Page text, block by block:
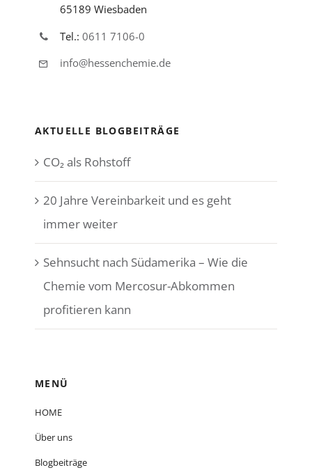
65189 Wiesbaden
Tel.: 0611 7106-0
info@hessenchemie.de
AKTUELLE BLOGBEITRÄGE
CO₂ als Rohstoff
20 Jahre Vereinbarkeit und es geht
immer weiter
Sehnsucht nach Südamerika – Wie die
Chemie vom Mercosur-Abkommen
profitieren kann
MENÜ
HOME
Über uns
Blogbeiträge